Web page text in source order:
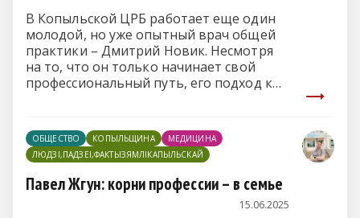
В Копыльской ЦРБ работает еще один
молодой, но уже опытный врач общей
практики – Дмитрий Новик. Несмотря
на то, что он только начинает свой
профессиональный путь, его подход к
ОБЩЕСТВО КОПЫЛЬЩИНА
МЕДИЦИНА
ЛЮДЗІ,ПАДЗЕІ,ФАКТЫЗЯМЛІКАПЫЛЬСКАЙ
Павел Жгун: корни профессии – в семье
15.06.2025